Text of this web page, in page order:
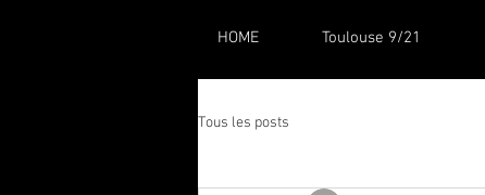
HOME Toulouse 9/21
Tous les posts